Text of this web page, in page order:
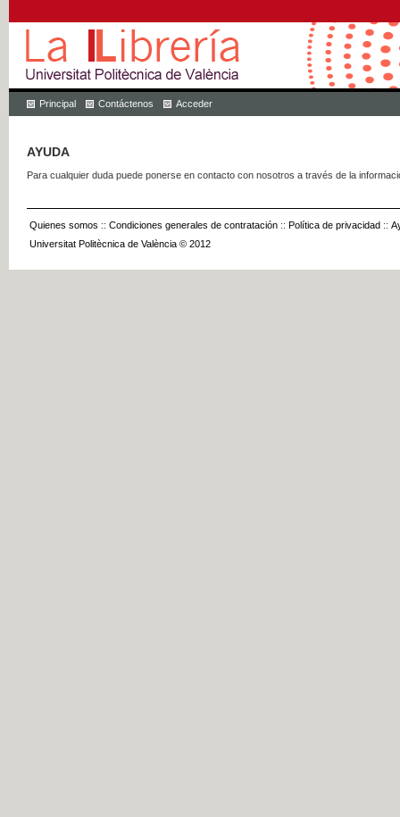
Principal Contáctenos Acceder
AYUDA
Para cualquier duda puede ponerse en contacto con nosotros a través de la
Quienes somos :: Condiciones generales de contratación :: Política de privacidad ::
Universitat Politècnica de València © 2012